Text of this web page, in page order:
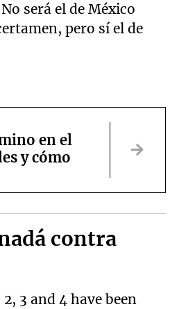
será el de México
pero sí el de
en el
y cómo
contra
3 and 4 have been